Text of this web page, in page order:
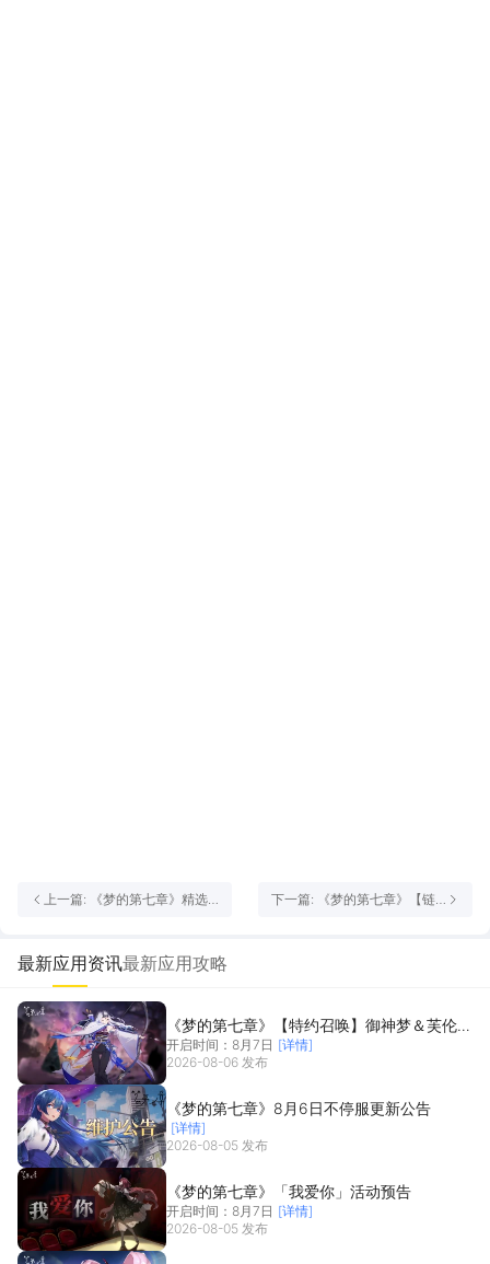
上一篇: 《梦的第七章》精选
下一篇: 《梦的第七章》【链
最新应用资讯最新应用攻略
《梦的第七章》【特约召唤】御神梦＆芙伦蒂
法获取概率提升
开启时间：8月7日 [详情]
2026-08-06 发布
《梦的第七章》8月6日不停服更新公告
[详情]
2026-08-05 发布
《梦的第七章》「我爱你」活动预告
开启时间：8月7日 [详情]
2026-08-05 发布